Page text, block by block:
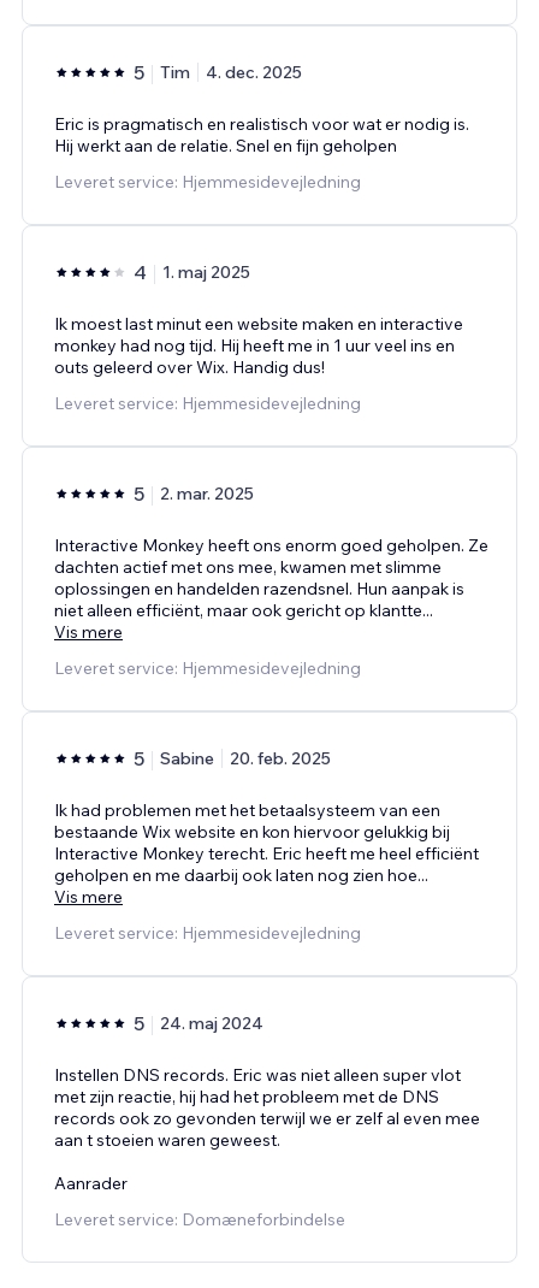
5 Tim 4. dec. 2025
Eric is pragmatisch en realistisch voor wat er nodig is.
Hij werkt aan de relatie. Snel en fijn geholpen
Leveret service: Hjemmesidevejledning
4 1. maj 2025
Ik moest last minut een website maken en interactive
monkey had nog tijd. Hij heeft me in 1 uur veel ins en
outs geleerd over Wix. Handig dus!
Leveret service: Hjemmesidevejledning
5 2. mar. 2025
Interactive Monkey heeft ons enorm goed geholpen. Ze
dachten actief met ons mee, kwamen met slimme
oplossingen en handelden razendsnel. Hun aanpak is
niet alleen efficiënt, maar ook gericht op klantte...
Vis mere
Leveret service: Hjemmesidevejledning
5 Sabine 20. feb. 2025
Ik had problemen met het betaalsysteem van een
bestaande Wix website en kon hiervoor gelukkig bij
Interactive Monkey terecht. Eric heeft me heel efficiënt
geholpen en me daarbij ook laten nog zien hoe...
Vis mere
Leveret service: Hjemmesidevejledning
5 24. maj 2024
Instellen DNS records. Eric was niet alleen super vlot
met zijn reactie, hij had het probleem met de DNS
records ook zo gevonden terwijl we er zelf al even mee
aan t stoeien waren geweest.
Aanrader
Leveret service: Domæneforbindelse